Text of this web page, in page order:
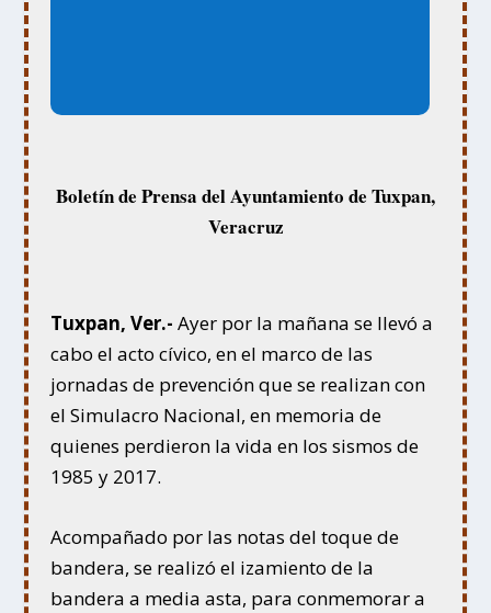
Boletín de Prensa del Ayuntamiento de Tuxpan,
Veracruz
Tuxpan, Ver.- Ayer por la mañana se llevó a
cabo el acto cívico, en el marco de las
jornadas de prevención que se realizan con
el Simulacro Nacional, en memoria de
quienes perdieron la vida en los sismos de
1985 y 2017.
Acompañado por las notas del toque de
bandera, se realizó el izamiento de la
bandera a media asta, para conmemorar a